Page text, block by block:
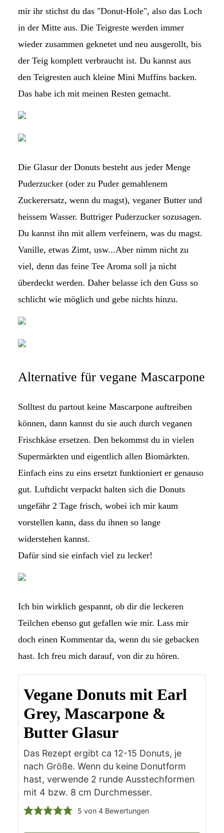
mir ihr stichst du das "Donut-Hole", also das Loch
in der Mitte aus. Die Teigreste werden immer
wieder zusammen geknetet und neu ausgerollt, bis
der Teig komplett verbraucht ist. Du kannst aus
den Teigresten auch kleine Mini Muffins backen.
Das habe ich mit meinen Resten gemacht.
Die Glasur der Donuts besteht aus jeder Menge
Puderzucker (oder zu Puder gemahlenem
Zuckerersatz, wenn du magst), veganer Butter und
heissem Wasser. Buttriger Puderzucker sozusagen.
Du kannst ihn mit allem verfeinern, was du magst.
Vanille, etwas Zimt, usw...Aber nimm nicht zu
viel, denn das feine Tee Aroma soll ja nicht
überdeckt werden. Daher belasse ich den Guss so
schlicht wie möglich und gebe nichts hinzu.
Alternative für vegane Mascarpone
Solltest du partout keine Mascarpone auftreiben
können, dann kannst du sie auch durch veganen
Frischkäse ersetzen. Den bekommst du in vielen
Supermärkten und eigentlich allen Biomärkten.
Einfach eins zu eins ersetzt funktioniert er genauso
gut. Luftdicht verpackt halten sich die Donuts
ungefähr 2 Tage frisch, wobei ich mir kaum
vorstellen kann, dass du ihnen so lange
widerstehen kannst.
Dafür sind sie einfach viel zu lecker!
Ich bin wirklich gespannt, ob dir die leckeren
Teilchen ebenso gut gefallen wie mir. Lass mir
doch einen Kommentar da, wenn du sie gebacken
hast. Ich freu mich darauf, von dir zu hören.
Vegane Donuts mit Earl
Grey, Mascarpone &
Butter Glasur
Das Rezept ergibt ca 12-15 Donuts, je
nach Größe. Wenn du keine Donutform
hast, verwende 2 runde Ausstechformen
mit 4 bzw. 8 cm Durchmesser.
5 von4 Bewertungen